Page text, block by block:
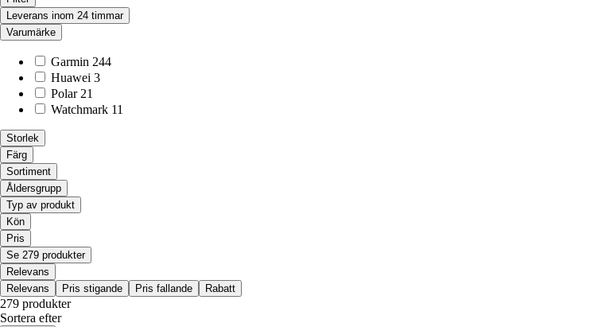
Leverans inom 24 timmar
Varumärke
Garmin 244
Huawei 3
Polar 21
Watchmark 11
Storlek
Färg
Sortiment
Åldersgrupp
Typ av produkt
Kön
Pris
Se 279 produkter
Relevans
Relevans
Pris stigande Pris fallande Rabatt
279 produkter
Sortera efter